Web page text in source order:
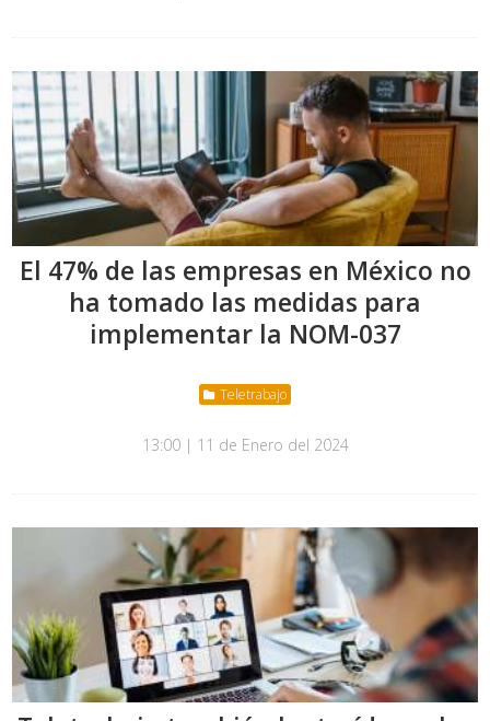
El 47% de las empresas en México no
ha tomado las medidas para
implementar la NOM-037
Teletrabajo
13:00 | 11 de Enero del 2024